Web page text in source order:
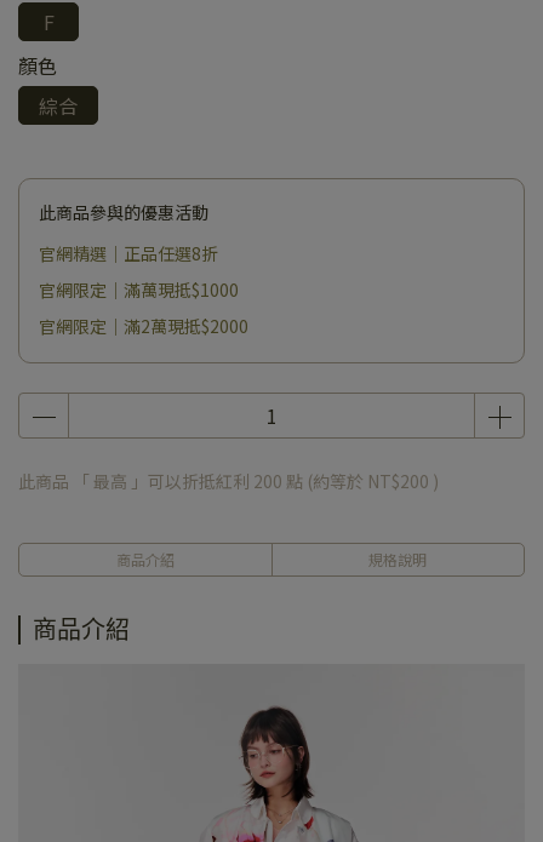
F
顏色
綜合
此商品參與的優惠活動
官網精選｜正品任選8折
官網限定｜滿萬現抵$1000
官網限定｜滿2萬現抵$2000
此商品 「 最高 」可以折抵紅利 200 點 (約等於 NT$200 )
商品介紹 規格說明
商品介紹